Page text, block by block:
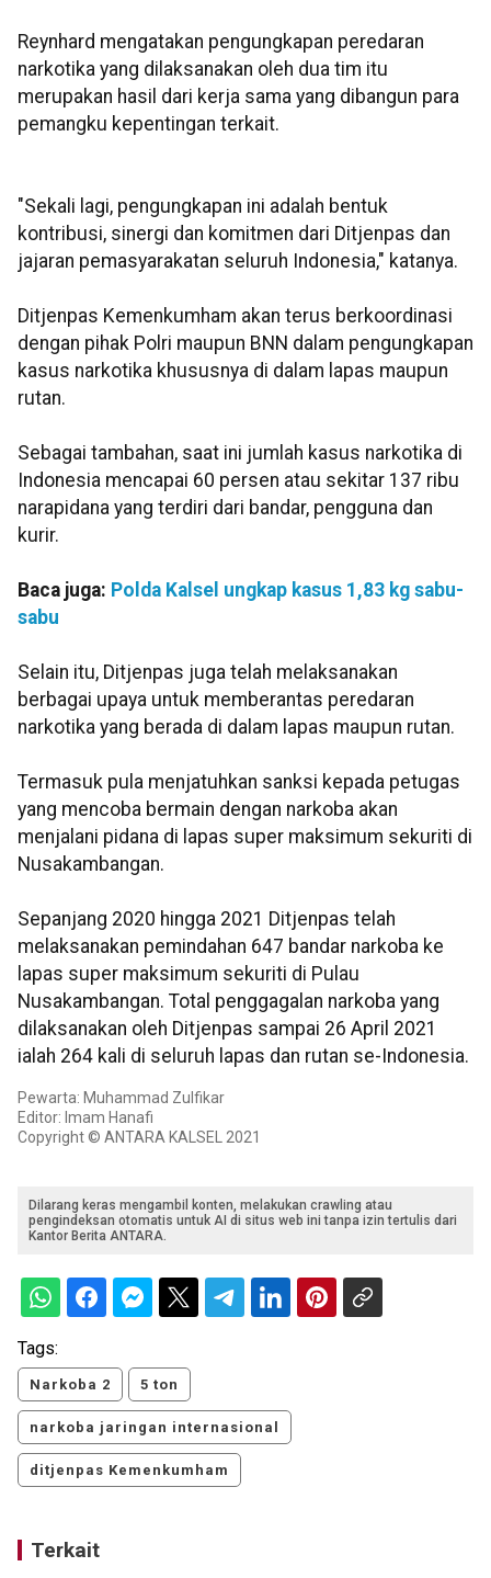
Reynhard mengatakan pengungkapan peredaran
narkotika yang dilaksanakan oleh dua tim itu
merupakan hasil dari kerja sama yang dibangun para
pemangku kepentingan terkait.
"Sekali lagi, pengungkapan ini adalah bentuk
kontribusi, sinergi dan komitmen dari Ditjenpas dan
jajaran pemasyarakatan seluruh Indonesia," katanya.
Ditjenpas Kemenkumham akan terus berkoordinasi
dengan pihak Polri maupun BNN dalam pengungkapan
kasus narkotika khususnya di dalam lapas maupun
rutan.
Sebagai tambahan, saat ini jumlah kasus narkotika di
Indonesia mencapai 60 persen atau sekitar 137 ribu
narapidana yang terdiri dari bandar, pengguna dan
kurir.
Baca juga: Polda Kalsel ungkap kasus 1,83 kg sabu-
sabu
Selain itu, Ditjenpas juga telah melaksanakan
berbagai upaya untuk memberantas peredaran
narkotika yang berada di dalam lapas maupun rutan.
Termasuk pula menjatuhkan sanksi kepada petugas
yang mencoba bermain dengan narkoba akan
menjalani pidana di lapas super maksimum sekuriti di
Nusakambangan.
Sepanjang 2020 hingga 2021 Ditjenpas telah
melaksanakan pemindahan 647 bandar narkoba ke
lapas super maksimum sekuriti di Pulau
Nusakambangan. Total penggagalan narkoba yang
dilaksanakan oleh Ditjenpas sampai 26 April 2021
ialah 264 kali di seluruh lapas dan rutan se-Indonesia.
Pewarta: Muhammad Zulfikar
Editor: Imam Hanafi
Copyright © ANTARA KALSEL 2021
Dilarang keras mengambil konten, melakukan crawling atau
pengindeksan otomatis untuk AI di situs web ini tanpa izin tertulis dari
Kantor Berita ANTARA.
Tags:
Narkoba 2 5 ton
narkoba jaringan internasional
ditjenpas Kemenkumham
Terkait